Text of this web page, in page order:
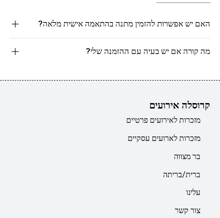
האם יש אפשרות להזמין מתנה בהתאמה אישית מלאה?
מה קורה אם יש בעיה עם ההזמנה שלי?
קרוסלה אירועים
מזכרות לאירועים פרטיים
מזכרות לארועים עסקיים
בר מצווה
ברית/בריתה
עלינו
צור קשר